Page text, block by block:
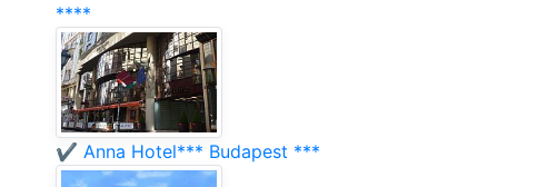
****
✔️ Anna Hotel*** Budapest ***